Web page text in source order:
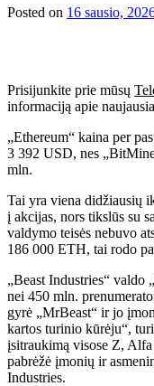
Posted on 16 sausio,
Prisijunkite prie mūsų
informaciją apie
„Ethereum“ kaina per
3 392 USD, nes
mln.
Tai yra viena didžiausių
į akcijas, nors tikslūs su
valdymo teisės nebuvo
186 000 ETH, tai rodo
„Beast Industries“ valdo
nei 450 mln.
gyrė „MrBeast“ ir jo
kartos turinio kūrėju“,
įsitraukimą visose Z,
pabrėžė įmonių ir
Industries.